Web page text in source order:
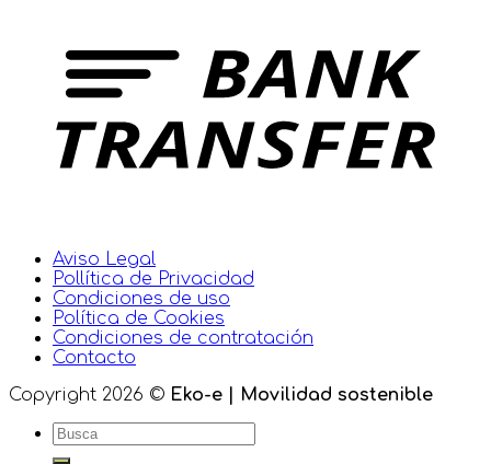
Aviso Legal
Pollítica de Privacidad
Condiciones de uso
Política de Cookies
Condiciones de contratación
Contacto
Copyright 2026 © Eko-e | Movilidad sostenible